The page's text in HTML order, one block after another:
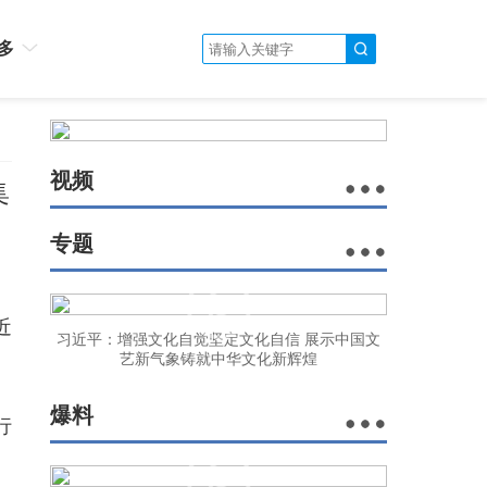
视频
专题
习近平：增强文化自觉坚定文化自信 展示中国文
艺新气象铸就中华文化新辉煌
爆料